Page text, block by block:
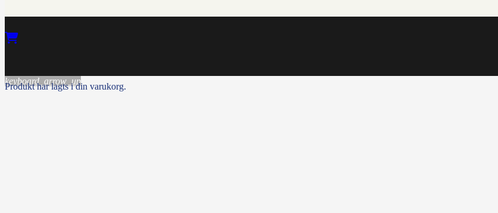
Produkthar lagts i din varukorg.
keyboard_arrow_up